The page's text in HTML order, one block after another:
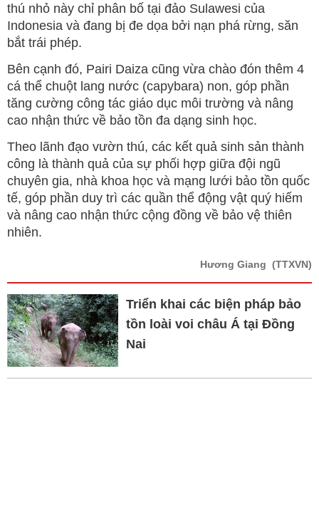
thú nhỏ này chỉ phân bố tại đảo Sulawesi của
Indonesia và đang bị đe dọa bởi nạn phá rừng, săn
bắt trái phép.
Bên cạnh đó, Pairi Daiza cũng vừa chào đón thêm 4
cá thể chuột lang nước (capybara) non, góp phần
tăng cường công tác giáo dục môi trường và nâng
cao nhận thức về bảo tồn đa dạng sinh học.
Theo lãnh đạo vườn thú, các kết quả sinh sản thành
công là thành quả của sự phối hợp giữa đội ngũ
chuyên gia, nhà khoa học và mạng lưới bảo tồn quốc
tế, góp phần duy trì các quần thể động vật quý hiếm
và nâng cao nhận thức cộng đồng về bảo vệ thiên
nhiên.
Hương Giang (TTXVN)
Triển khai các biện pháp bảo
tồn loài voi châu Á tại Đồng
Nai